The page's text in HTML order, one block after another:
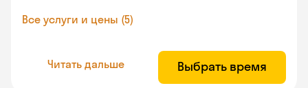
Все услуги и цены (5)
Читать дальше Выбрать время